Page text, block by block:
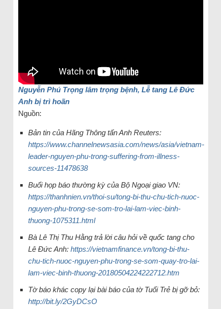
Nguyễn Phú Trọng lâm trọng bệnh, Lễ tang Lê Đức
Anh bị trì hoãn
Nguồn:
Bản tin của Hãng Thông tấn Anh Reuters:
https://www.channelnewsasia.com/news/asia/vietnam-
leader-nguyen-phu-trong-suffering-from-illness-
sources-11478638
Buổi họp báo thường kỳ của Bộ Ngoại giao VN:
https://thanhnien.vn/thoi-su/tong-bi-thu-chu-tich-nuoc-
nguyen-phu-trong-se-som-tro-lai-lam-viec-binh-
thuong-1075311.html
Bà Lê Thị Thu Hằng trả lời câu hỏi về quốc tang cho
Lê Đức Anh: https://vietnamfinance.vn/tong-bi-thu-
chu-tich-nuoc-nguyen-phu-trong-se-som-quay-tro-lai-
lam-viec-binh-thuong-20180504224222712.htm
Tờ báo khác copy lại bài báo của tờ Tuổi Trẻ bị gỡ bỏ:
http://bit.ly/2GyDCsO